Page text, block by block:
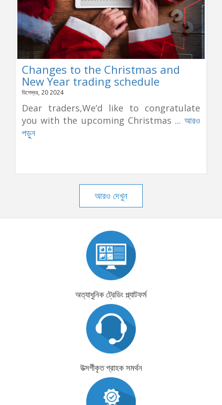
Changes to the Christmas and
New Year trading schedule
ডিসেম্বর, 20 2024
Dear traders,We’d like to congratulate
you with the upcoming Christmas ... আরও
পড়ুন
আরও দেখুন
অত্যাধুনিক ট্রেডিং প্ল্যাটফর্ম
উত্সর্গীকৃত গ্রাহক সমর্থন